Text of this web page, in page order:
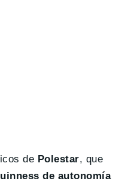
de Polestar, que
de autonomía